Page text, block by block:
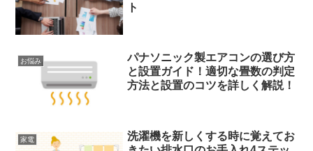
ト
お悩み
パナソニック製エアコンの選び方
と設置ガイド！適切な畳数の判定
方法と設置のコツを詳しく解説！
家電
洗濯機を新しくする時に覚えてお